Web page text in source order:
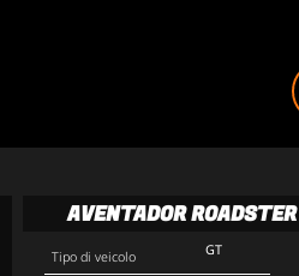
AVENTADOR ROADSTER
Tipo di veicolo GT